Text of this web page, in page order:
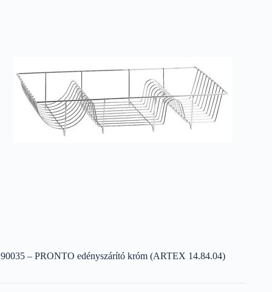
90035 – PRONTO edényszárító króm (ARTEX 14.84.04)